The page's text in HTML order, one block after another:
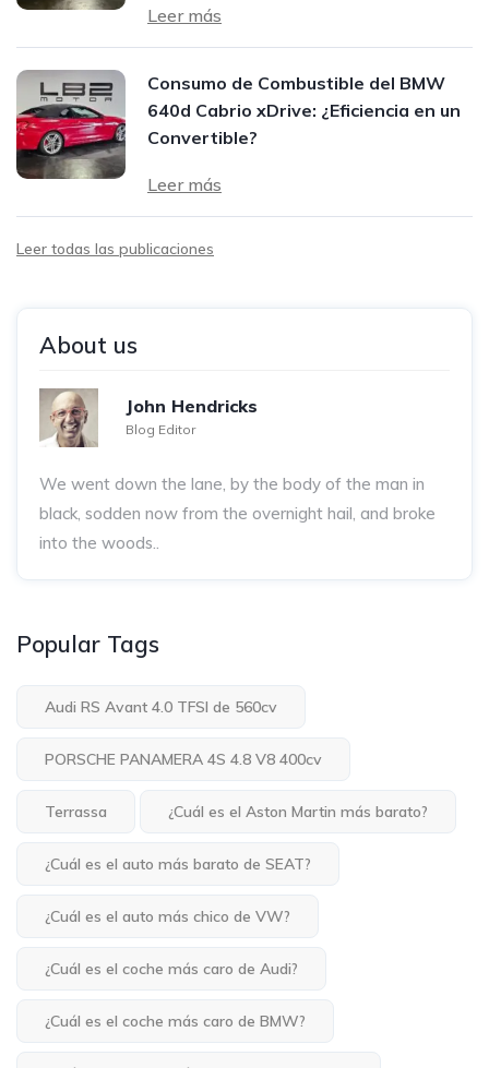
Leer más
Consumo de Combustible del BMW
640d Cabrio xDrive: ¿Eficiencia en un
Convertible?
Leer más
Leer todas las publicaciones
About us
John Hendricks
Blog Editor
We went down the lane, by the body of the man in
black, sodden now from the overnight hail, and broke
into the woods..
Popular Tags
Audi RS Avant 4.0 TFSI de 560cv
PORSCHE PANAMERA 4S 4.8 V8 400cv
Terrassa ¿Cuál es el Aston Martin más barato?
¿Cuál es el auto más barato de SEAT?
¿Cuál es el auto más chico de VW?
¿Cuál es el coche más caro de Audi?
¿Cuál es el coche más caro de BMW?